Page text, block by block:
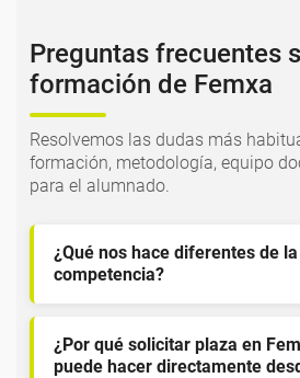
Preguntas frecuentes
formación de Femxa
Resolvemos las dudas más
formación, metodología, equipo
para el alumnado.
¿Qué nos hace diferentes de la
competencia?
¿Por qué solicitar plaza en
puede hacer directamente